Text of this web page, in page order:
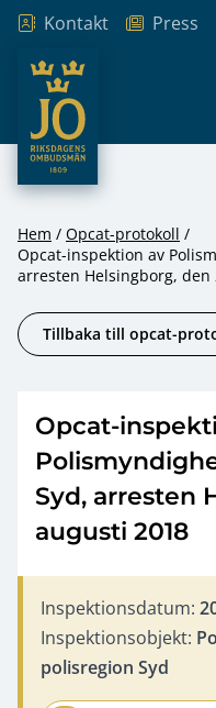
Hoppa till innehåll
Kontakt Press
JO – Riksdagens
Hem
Opcat-protokoll
Opcat-inspektion av
arresten Helsingborg, den
Tillbaka till opcat-
Opcat-
Syd, arresten
augusti 2018
Inspektionsdatum:
Inspektionsobjekt:
polisregion Syd